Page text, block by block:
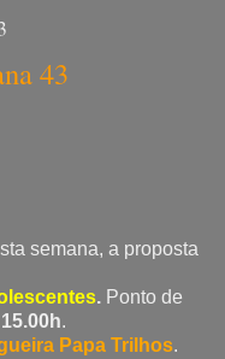
43
semana, a proposta
. Ponto de
15.00h.
Papa Trilhos.